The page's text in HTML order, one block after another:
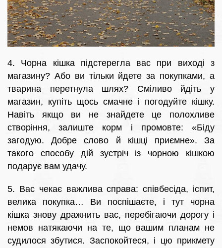
4. Чорна кішка підстерегла вас при виході з
магазину? Або ви тільки йдете за покупками, а
тварина перетнула шлях? Сміливо йдіть у
магазин, купіть щось смачне і погодуйте кішку.
Навіть якщо ви не знайдете це полохливе
створіння, залиште корм і промовте: «Біду
загодую. Добре слово й кішці приємне». За
такого способу дій зустріч із чорною кішкою
подарує вам удачу.
5. Вас чекає важлива справа: співбесіда, іспит,
велика покупка… Ви поспішаєте, і тут чорна
кішка знову дражнить вас, перебігаючи дорогу і
немов натякаючи на те, що вашим планам не
судилося збутися. Заспокойтеся, і цю прикмету